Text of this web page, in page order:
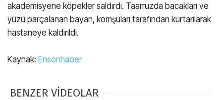
akademisyene köpekler saldırdı. Taarruzda bacakları ve
yüzü parçalanan bayan, komşuları tarafından kurtarılarak
hastaneye kaldırıldı.
Kaynak: Ensonhaber
BENZER VİDEOLAR